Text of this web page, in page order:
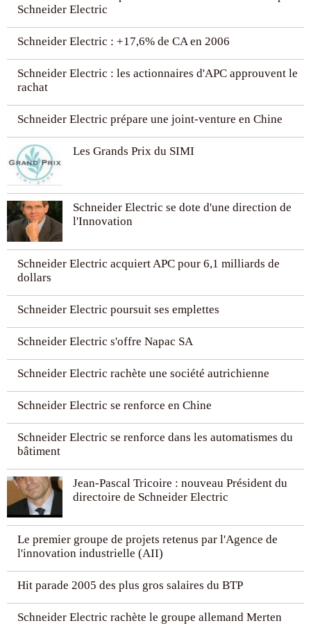
Schneider Electric
Schneider Electric : +17,6% de CA en 2006
Schneider Electric : les actionnaires d'APC approuvent le
rachat
Schneider Electric prépare une joint-venture en Chine
Les Grands Prix du SIMI
Schneider Electric se dote d'une direction de
l'Innovation
Schneider Electric acquiert APC pour 6,1 milliards de
dollars
Schneider Electric poursuit ses emplettes
Schneider Electric s'offre Napac SA
Schneider Electric rachète une société autrichienne
Schneider Electric se renforce en Chine
Schneider Electric se renforce dans les automatismes du
bâtiment
Jean-Pascal Tricoire : nouveau Président du
directoire de Schneider Electric
Le premier groupe de projets retenus par l'Agence de
l'innovation industrielle (AII)
Hit parade 2005 des plus gros salaires du BTP
Schneider Electric rachète le groupe allemand Merten